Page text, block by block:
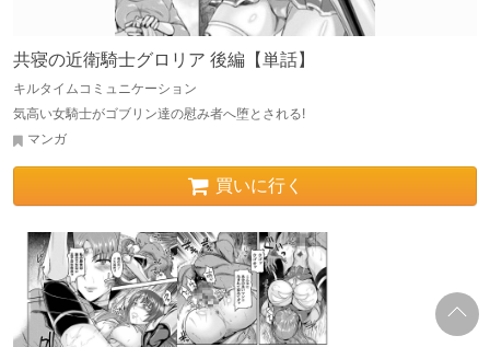
共寝の近衛騎士グロリア 後編【単話】
キルタイムコミュニケーション
気高い女騎士がゴブリン達の慰み者へ堕とされる!
マンガ
買いに行く